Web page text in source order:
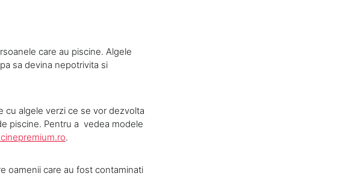
care au piscine. Algele
sa devina nepotrivita si
cu algele verzi ce se vor dezvolta
piscine. Pentru a vedea modele
.
oamenii care au fost contaminati